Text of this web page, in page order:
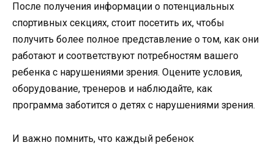
После получения информации о потенциальных
спортивных секциях, стоит посетить их, чтобы
получить более полное представление о том, как они
работают и соответствуют потребностям вашего
ребенка с нарушениями зрения. Оцените условия,
оборудование, тренеров и наблюдайте, как
программа заботится о детях с нарушениями зрения.
И важно помнить, что каждый ребенок